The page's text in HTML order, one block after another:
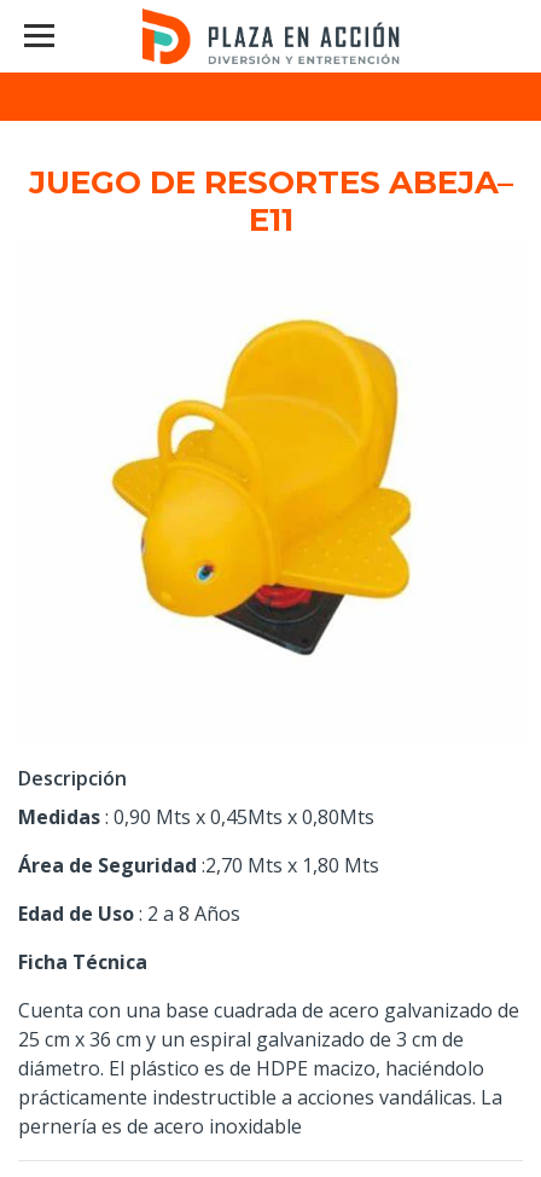
JUEGO DE RESORTES ABEJA–
E11
Descripción
Medidas: 0,90 Mts x 0,45Mts x 0,80Mts
Área de Seguridad :2,70 Mts x 1,80 Mts
Edad de Uso: 2 a 8 Años
Ficha Técnica
Cuenta con una base cuadrada de acero galvanizado de
25 cm x 36 cm y un espiral galvanizado de 3 cm de
diámetro. El plástico es de HDPE macizo, haciéndolo
prácticamente indestructible a acciones vandálicas. La
pernería es de acero inoxidable